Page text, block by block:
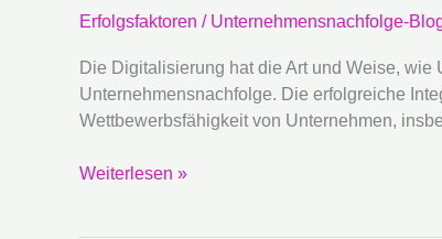
Erfolgsfaktoren / Unternehmensnachfolge-
Die Digitalisierung hat die Art und Weise,
Unternehmensnachfolge. Die erfolgreiche
Wettbewerbsfähigkeit von Unternehmen,
in
die
Unternehmensnachfolge:
Herausforderungen
Lösungen
Weiterlesen »